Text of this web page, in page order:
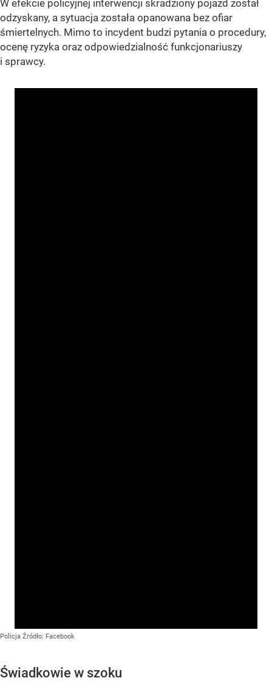
W efekcie policyjnej interwencji skradziony pojazd został
odzyskany, a sytuacja została opanowana bez ofiar
śmiertelnych. Mimo to incydent budzi pytania o procedury,
ocenę ryzyka oraz odpowiedzialność funkcjonariuszy
i sprawcy.
Policja Źródło: Facebook
Świadkowie w szoku